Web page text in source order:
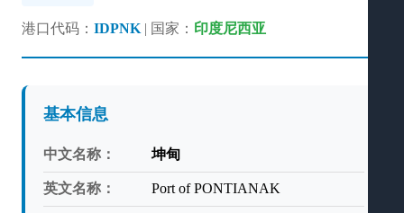
港口代码： IDPNK | 国家： 印度尼西亚
基本信息
中文名称： 坤甸
英文名称： Port of PONTIANAK